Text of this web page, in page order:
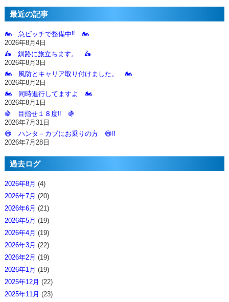
最近の記事
🏍️ 急ピッチで整備中‼️ 🏍️
2026年8月4日
🛵 釧路に旅立ちます。 🛵
2026年8月3日
🏍️ 風防とキャリア取り付けました。 🏍️
2026年8月2日
🏍️ 同時進行してますよ 🏍️
2026年8月1日
🍇 目指せ１８度‼️ 🍇
2026年7月31日
😄 ハンタ－カブにお乗りの方 😄‼️
2026年7月28日
過去ログ
2026年8月 (4)
2026年7月 (20)
2026年6月 (21)
2026年5月 (19)
2026年4月 (19)
2026年3月 (22)
2026年2月 (19)
2026年1月 (19)
2025年12月 (22)
2025年11月 (23)